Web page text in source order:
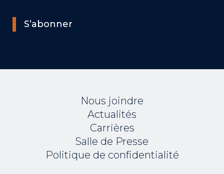
S’abonner
Nous joindre
Actualités
Carrières
Salle de Presse
Politique de confidentialité